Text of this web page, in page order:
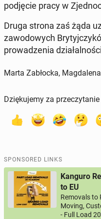
pod­ję­cie pracy w
Druga strona zaś żąda
za­wodowych
prowadzenia
Marta Zabłocka,
Dziękujemy za
SPONSORED LINKS
Kanguro
to EU
Removals to
Moving,
- Full Load